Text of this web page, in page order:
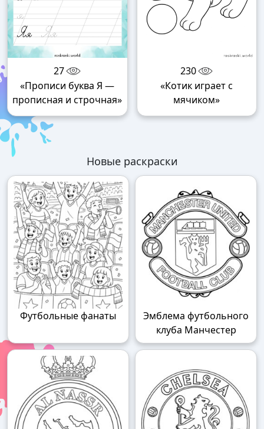
27
«Прописи буква Я —
прописная и строчная»
230
«Котик играет с
мячиком»
Новые раскраски
Футбольные фанаты
Эмблема футбольного
клуба Манчестер